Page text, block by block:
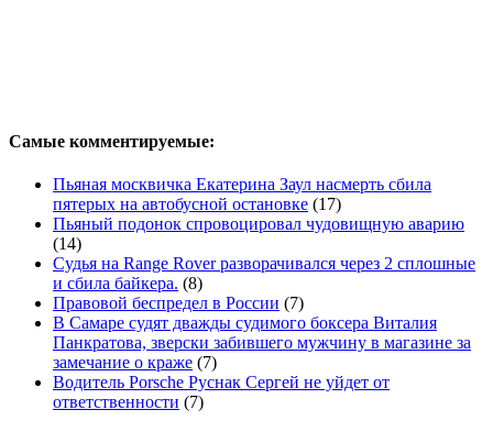
Самые комментируемые:
Пьяная москвичка Екатерина Заул насмерть сбила
пятерых на автобусной остановке (17)
Пьяный подонок спровоцировал чудовищную аварию
(14)
Судья на Range Rover разворачивался через 2 сплошные
и сбила байкера. (8)
Правовой беспредел в России (7)
В Самаре судят дважды судимого боксера Виталия
Панкратова, зверски забившего мужчину в магазине за
замечание о краже (7)
Водитель Porsche Руснак Сергей не уйдет от
ответственности (7)